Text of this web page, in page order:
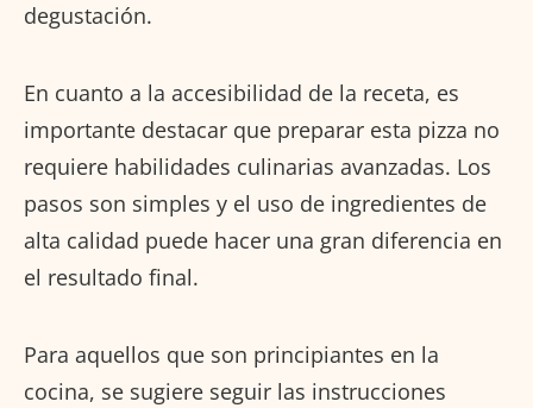
degustación.
En cuanto a la accesibilidad de la receta, es
importante destacar que preparar esta pizza no
requiere habilidades culinarias avanzadas. Los
pasos son simples y el uso de ingredientes de
alta calidad puede hacer una gran diferencia en
el resultado final.
Para aquellos que son principiantes en la
cocina, se sugiere seguir las instrucciones